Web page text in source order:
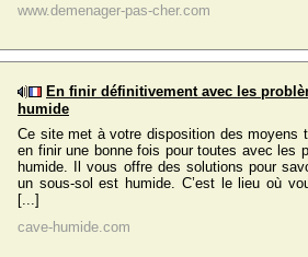
www.demenager-pas-cher.com
En finir définitivement avec les
humide
Ce site met à votre disposition des moyens
en finir une bonne fois pour toutes avec les
humide. Il vous offre des solutions pour
un sous-sol est humide. C’est le lieu où
[...]
cave-humide.com